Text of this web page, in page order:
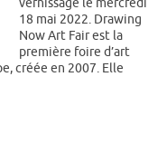
18 mai 2022. Drawing
Now Art Fair est la
première foire d’art
créée en 2007. Elle